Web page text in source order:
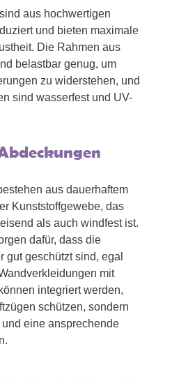
aus hochwertigen
und bieten maximale
Die Rahmen aus
belastbar genug, um
zu widerstehen, und
sind wasserfest und UV-
aus dauerhaftem
Kunststoffgewebe, das
als auch windfest ist.
dafür, dass die
gut geschützt sind, egal
mit
integriert werden,
schützen, sondern
eine ansprechende